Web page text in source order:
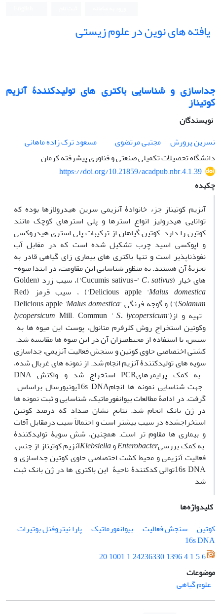
یافته های نوین در علوم زیستی
جداسازی و شناسایی باکتری های تولیدکنندۀ آنزیم
کوتیناز
نویسندگان
نسرین پرورش
مجتبی مرتضوی
مسعود ترک زاده ماهانی
دانشگاه تحصیلات تکمیلی صنعتی و فناوری پیشرفته کرمان
https://doi.org/10.21859/acadpub.nbr.4.1.39
چکیده
آنزیم کوتیناز جزء خانوادۀ آنزیمی سرین هیدرولازها بوده که
توانایی هیدرولیز انواع استرها و پلی ­استرهای کوچک مانند
کوتین را دارد. کوتین گیاهان از ترکیبات پلی­ استری هیدروکسی
و اپوکسی اسید چرب تشکیل شده است که در مقابل آب
نفوذناپذیر است وتنها باکتری­ های بیماری­ زای گیاهی قادر به
تجزیۀ آن هستند.به­ منظور شناسایی این مقاومت، در ابتدامیوه­
های خیار (Cucumis sativus
-' C. sativus
'
)، سیب زرد (
Golden
Delicious apple 'Malus domestica
') ، سیب قرمز (Red
Delicious apple 'Malus domestica' ') و گوجه فرنگی(Solanum
lycopersicum Mill. Commun ' S. lycopersicum')تهیه و از
پوست این میوه ­ها به روش کلرفرم متانول، کوتین استخراجو
میزان آن در این میوه ­ها مقایسه شد.سپس، با استفاده از محیط
کشتی اختصاصی حاوی کوتین و سنجش فعالیت آنزیمی، جداسازی
سویه­ های تولیدکنندۀ آنزیم انجام شد. از نمونه­ های غربال شده،
DNA استخراج شد و واکنشPCRبه­ کمک پرایمرهای
یونیورسال براساس16s DNAجهت شناسایی نمونه­ ها انجام
گرفت. در ادامۀ مطالعات بیوانفورماتیک، شناسایی و ثبت نمونه­ ها
در ژن بانک انجام شد. نتایج نشان می­داد که درصد کوتین
استخراج­شده در سیب بیشتر است و احتمالاً سیب درمقابل آفات
و بیماری­ ها مقاوم ­تر است. همچنین، شش سویۀ تولیدکنندۀ
آنزیم کوتیناز از جنسKlebsiellaوEnterobacterبه­ کمک بررسی
فعالیت آنزیمی و محیط کشت اختصاصی حاوی کوتین جداسازی و
توالی کدکنندۀ ناحیۀ16s DNA
این باکتری­ ها در ژن بانک ثبت
شد
کلیدواژه‌ها
کوتین
سنجش فعالیت بیوانفورماتیک
پارا نیتروفنل بوتیرات
16s DNA
20.1001.1.24236330.1396.4.1.5.6
موضوعات
علوم گیاهی